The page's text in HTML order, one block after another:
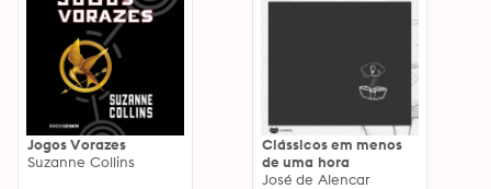
Jogos Vorazes
Suzanne Collins
Clássicos em menos
de uma hora
José de Alencar